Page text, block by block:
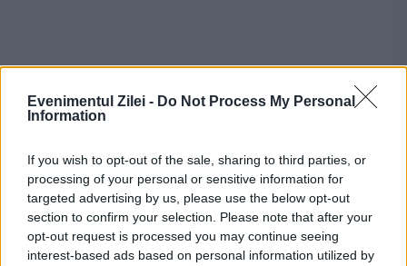
Evenimentul Zilei - Do Not Process My Personal
Information
If you wish to opt-out of the sale, sharing to third parties, or
processing of your personal or sensitive information for
targeted advertising by us, please use the below opt-out
section to confirm your selection. Please note that after your
opt-out request is processed you may continue seeing
interest-based ads based on personal information utilized by
Recomandările noastre